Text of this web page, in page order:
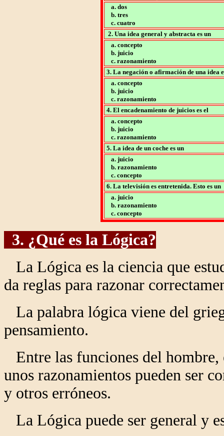
a. dos
b. tres
c. cuatro
2. Una idea general y abstracta es un
a. concepto
b. juicio
c. razonamiento
3. La negación o afirmación de una idea
a. concepto
b. juicio
c. razonamiento
4. El encadenamiento de juicios es el
a. concepto
b. juicio
c. razonamiento
5. La idea de un coche es un
a. juicio
b. razonamiento
c. concepto
6. La televisión es entretenida. Esto es un
a. juicio
b. razonamiento
c. concepto
3. ¿Qué es la Lógica?
La Lógica es la ciencia que
da reglas para razonar
La palabra lógica viene del
pensamiento.
Entre las funciones del hombre,
unos razonamientos pueden ser
y otros erróneos.
La Lógica puede ser general y